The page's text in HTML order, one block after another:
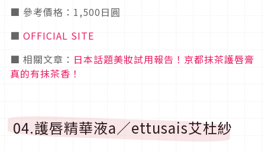
■ 參考價格：1,500日圓
■ OFFICIAL SITE
■ 相關文章： 日本話題美妝試用報告！京都抹茶護唇膏
真的有抹茶香！
04.護唇精華液a／ettusais艾杜紗